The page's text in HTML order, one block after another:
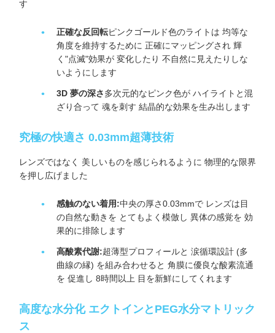
す
正確な反回転ピンクゴールド色のライトは 均等な
角度を維持するために 正確にマッピングされ 輝
く"点滅"効果が 変化したり 不自然に見えたりしな
いようにします
3D 夢の深さ多次元的なピンク色が ハイライトと混
ざり合って 魂を刺す 結晶的な効果を生み出します
究極の快適さ 0.03mm超薄技術
レンズではなく 美しいものを感じられるように 物理的な限界
を押し広げました
感触のない着用:中央の厚さ0.03mmで レンズは目
の自然な動きを とてもよく模倣し 異体の感覚を 効
果的に排除します
高酸素代謝:超薄型プロフィールと 涙循環設計 (多
曲線の縁) を組み合わせると 角膜に優良な酸素流通
を 促進し 8時間以上 目を新鮮にしてくれます
高度な水分化 エクトインとPEG水分マトリック
ス